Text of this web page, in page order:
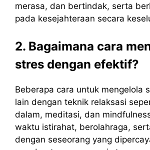
merasa, dan bertindak, serta
pada kesejahteraan secara
2. Bagaimana cara
stres dengan efektif?
Beberapa cara untuk mengelola
lain dengan teknik relaksasi
dalam, meditasi, dan
waktu istirahat, berolahraga,
dengan seseorang yang